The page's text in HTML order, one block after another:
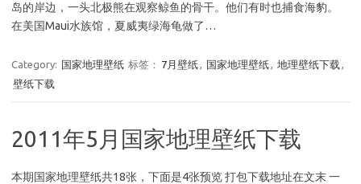
岛的岸边，一头北极熊在观察鲸鱼的骨干。他们有时也捕食海豹。
在美国Maui水族馆，夏威夷绿海龟做了…
Category: 国家地理壁纸 标签： 7月壁纸, 国家地理壁纸, 地理壁纸下载 ,
壁纸下载
2011年5月国家地理壁纸下载
本期国家地理壁纸共18张，下面是4张预览 打包下载地址在文末 一